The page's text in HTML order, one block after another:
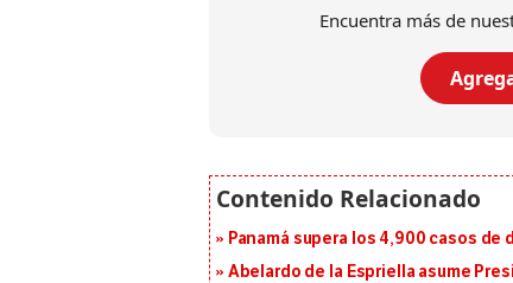
Encuentra más de
Panamá supera los 4,900 casos de
Abelardo de la Espriella asume